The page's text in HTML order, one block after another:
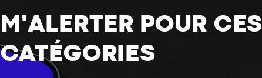
M'ALERTER POUR CES
CATÉGORIES